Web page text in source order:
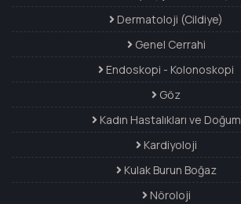
Dermatoloji (Cildiye)
Genel Cerrahi
Endoskopi - Kolonoskopi
Göz
Kadın Hastalıkları ve Doğum
Kardiyoloji
Kulak Burun Boğaz
Nöroloji